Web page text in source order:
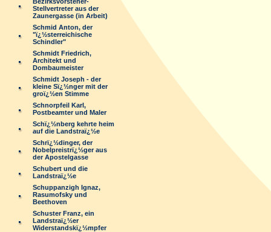
Stellvertreter aus der
Zaunergasse (in Arbeit)
Schmid Anton, der
"ï¿½sterreichische
Schindler"
Schmidt Friedrich,
Architekt und
Dombaumeister
Schmidt Joseph - der
kleine Sï¿½nger mit der
groï¿½en Stimme
Schnorpfeil Karl,
Postbeamter und Maler
Schï¿½nberg kehrte heim
auf die Landstraï¿½e
Schrï¿½dinger, der
Nobelpreistrï¿½ger aus
der Apostelgasse
Schubert und die
Landstraï¿½e
Schuppanzigh Ignaz,
Rasumofsky und
Beethoven
Schuster Franz, ein
Landstraï¿½er
Widerstandskï¿½mpfer